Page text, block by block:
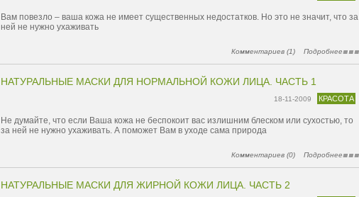
Вам повезло – ваша кожа не имеет существенных недостатков. Но это не значит, что за
ней не нужно ухаживать
Комментариев (1) Подробнее
НАТУРАЛЬНЫЕ МАСКИ ДЛЯ НОРМАЛЬНОЙ КОЖИ ЛИЦА. ЧАСТЬ 1
КРАСОТА
18-11-2009
Не думайте, что если Ваша кожа не беспокоит вас излишним блеском или сухостью, то
за ней не нужно ухаживать. А поможет Вам в уходе сама природа
Комментариев (0) Подробнее
НАТУРАЛЬНЫЕ МАСКИ ДЛЯ ЖИРНОЙ КОЖИ ЛИЦА. ЧАСТЬ 2